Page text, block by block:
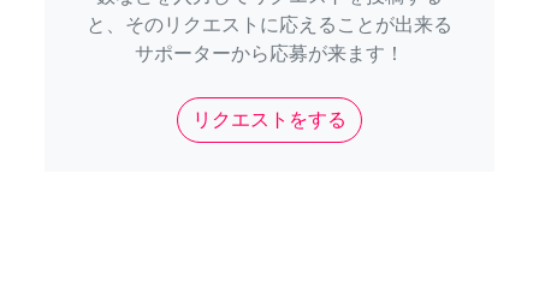
と、そのリクエストに応えることが出来る
サポーターから応募が来ます！
リクエストをする